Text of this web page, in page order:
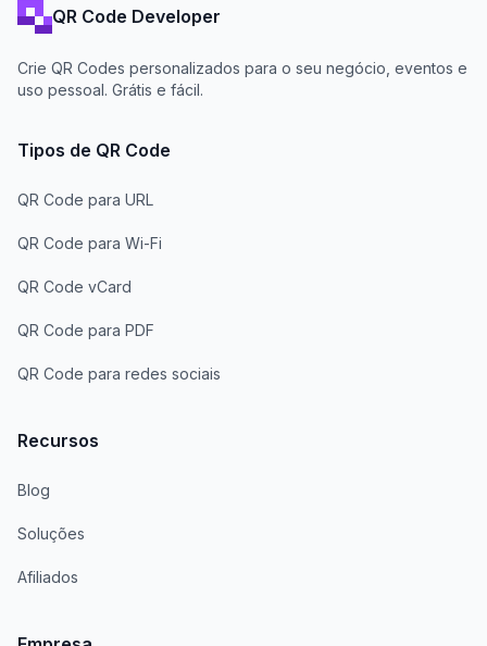
QR Code Developer
Crie QR Codes personalizados para o seu negócio, eventos e
uso pessoal. Grátis e fácil.
Tipos de QR Code
QR Code para URL
QR Code para Wi-Fi
QR Code vCard
QR Code para PDF
QR Code para redes sociais
Recursos
Blog
Soluções
Afiliados